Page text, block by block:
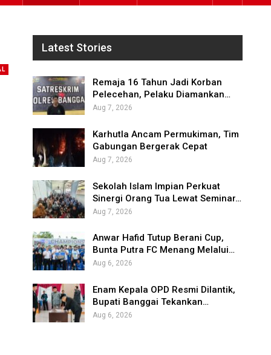
Latest Stories
Remaja 16 Tahun Jadi Korban
Pelecehan, Pelaku Diamankan…
Aug 7, 2026
Karhutla Ancam Permukiman, Tim
Gabungan Bergerak Cepat
Aug 7, 2026
Sekolah Islam Impian Perkuat
Sinergi Orang Tua Lewat Seminar…
Aug 7, 2026
Anwar Hafid Tutup Berani Cup,
Bunta Putra FC Menang Melalui…
Aug 6, 2026
Enam Kepala OPD Resmi Dilantik,
Bupati Banggai Tekankan…
Aug 6, 2026